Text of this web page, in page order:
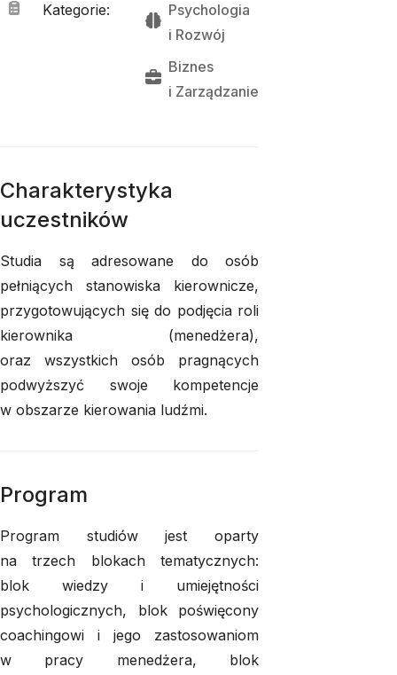
Kategorie:
Psychologia
i Rozwój
Biznes
i Zarządzanie
Charakterystyka
uczestników
Studia są adresowane do osób
pełniących stanowiska kierownicze,
przygotowujących się do podjęcia roli
kierownika (menedżera),
oraz wszystkich osób pragnących
podwyższyć swoje kompetencje
w obszarze kierowania ludźmi.
Program
Program studiów jest oparty
na trzech blokach tematycznych:
blok wiedzy i umiejętności
psychologicznych, blok poświęcony
coachingowi i jego zastosowaniom
w pracy menedżera, blok